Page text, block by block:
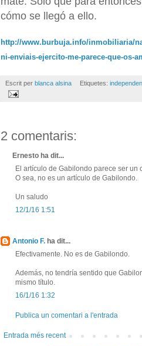
cómo se llegó a ello.
http://www.burbuja.info/inmobiliaria/
ni-enviais-ejercito-me-parece-que-os-
Escrit per blanca alsina Etiquetes:
2 comentaris:
Ernesto ha dit...
El artículo de Gabilondo parece ser un
O sea, no es un artículo de Gabilondo.
Un saludo
12/1/16 1:51
Antonio F. ha dit...
Efectivamente. No es de Gabilondo.
Además, no tendría sentido que
mismo título.
16/1/16 1:32
Publica un comentari a l'entrada
Entrada més recent